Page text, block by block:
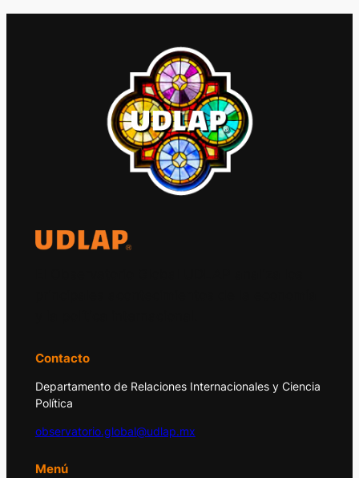
Contacto
Departamento de Relaciones Internacionales y Ciencia
Política
observatorio.global@udlap.mx
Menú